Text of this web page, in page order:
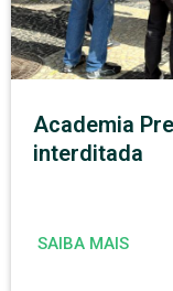
Academia
interditada
SAIBA MAIS